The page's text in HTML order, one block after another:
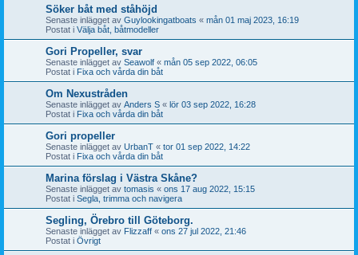
Söker båt med ståhöjd
Senaste inlägget av Guylookingatboats « mån 01 maj 2023, 16:19
Postat i Välja båt, båtmodeller
Gori Propeller, svar
Senaste inlägget av Seawolf « mån 05 sep 2022, 06:05
Postat i Fixa och vårda din båt
Om Nexustråden
Senaste inlägget av Anders S « lör 03 sep 2022, 16:28
Postat i Fixa och vårda din båt
Gori propeller
Senaste inlägget av UrbanT « tor 01 sep 2022, 14:22
Postat i Fixa och vårda din båt
Marina förslag i Västra Skåne?
Senaste inlägget av tomasis « ons 17 aug 2022, 15:15
Postat i Segla, trimma och navigera
Segling, Örebro till Göteborg.
Senaste inlägget av Flizzaff « ons 27 jul 2022, 21:46
Postat i Övrigt